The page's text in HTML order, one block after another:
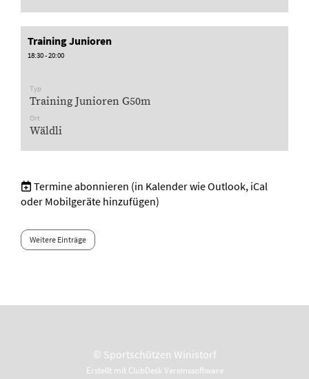
Training Junioren
18:30 - 20:00
Typ
Training Junioren G50m
Ort
Wäldli
Termine abonnieren (in Kalender wie Outlook, iCal
oder Mobilgeräte hinzufügen)
Weitere Einträge
© Sportschützen Winistorf
Erstellt mit ClubDesk Vereinssoftware